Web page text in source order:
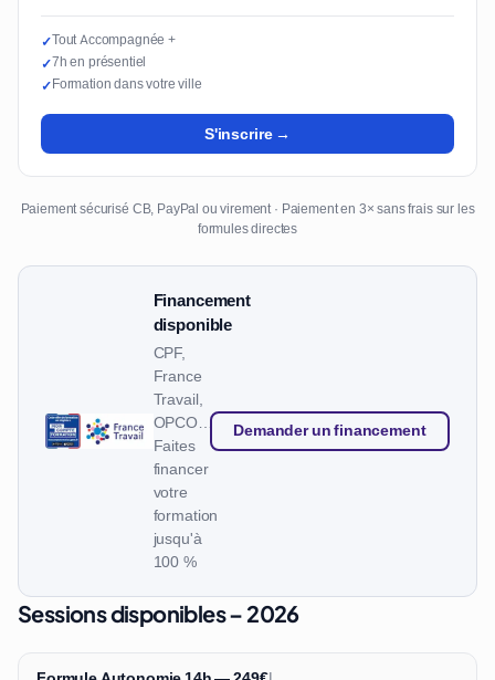
✓Tout Accompagnée +
✓7h en présentiel
✓Formation dans votre ville
S'inscrire →
Paiement sécurisé CB, PayPal ou virement · Paiement en 3× sans frais sur les
formules directes
Financement
disponible
CPF,
France
Travail,
OPCO…
Faites
financer
votre
formation
jusqu'à
100 %
Demander un financement
Sessions disponibles – 2026